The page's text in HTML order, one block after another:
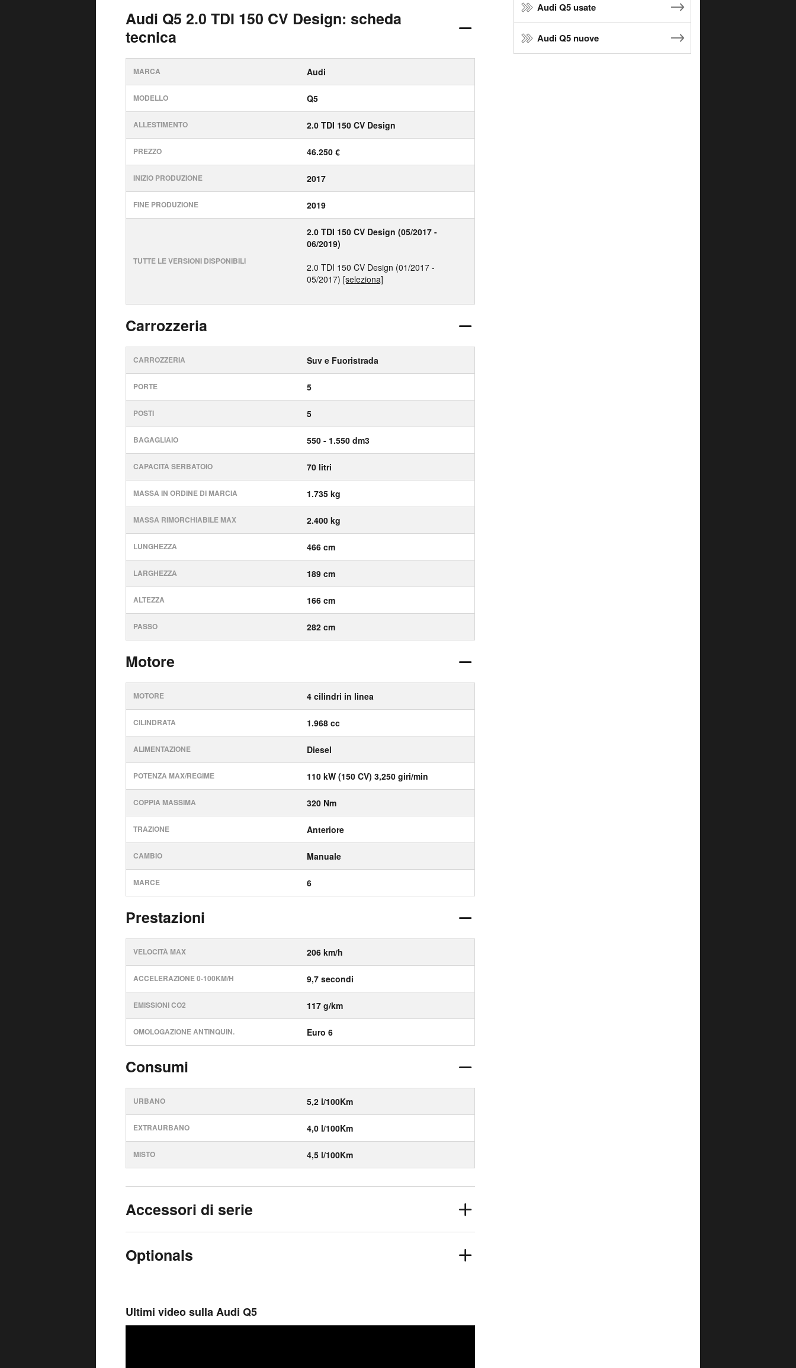
Audi Q5 2.0 TDI 150 CV Design: scheda
tecnica
MARCA Audi
MODELLO Q5
ALLESTIMENTO 2.0 TDI 150 CV Design
PREZZO 46.250 €
INIZIO PRODUZIONE 2017
FINE PRODUZIONE 2019
TUTTE LE VERSIONI DISPONIBILI
2.0 TDI 150 CV Design (05/2017 -
06/2019)
2.0 TDI 150 CV Design (01/2017 -
05/2017) [seleziona]
Carrozzeria
CARROZZERIA Suv e Fuoristrada
PORTE 5
POSTI 5
BAGAGLIAIO 550 - 1.550 dm3
CAPACITÀ SERBATOIO 70 litri
MASSA IN ORDINE DI MARCIA 1.735 kg
MASSA RIMORCHIABILE MAX 2.400 kg
LUNGHEZZA 466 cm
LARGHEZZA 189 cm
ALTEZZA 166 cm
PASSO 282 cm
Motore
MOTORE 4 cilindri in linea
CILINDRATA 1.968 cc
ALIMENTAZIONE Diesel
POTENZA MAX/REGIME 110 kW (150 CV) 3,250 giri/min
COPPIA MASSIMA 320 Nm
TRAZIONE Anteriore
CAMBIO Manuale
MARCE 6
Prestazioni
VELOCITÀ MAX 206 km/h
ACCELERAZIONE 0-100KM/H 9,7 secondi
EMISSIONI CO2 117 g/km
OMOLOGAZIONE ANTINQUIN. Euro 6
Consumi
URBANO 5,2 l/100Km
EXTRAURBANO 4,0 l/100Km
MISTO 4,5 l/100Km
Accessori di serie
Optionals
Ultimi video sulla Audi Q5
Audi Q5 usate
Audi Q5 nuove